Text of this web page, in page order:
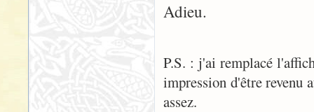
Adieu.
P.S. : j'ai remplacé
impression d'être revenu
assez.